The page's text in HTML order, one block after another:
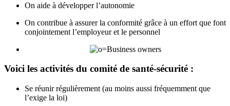
On aide à développer l’autonomie
On contribue à assurer la conformité grâce à un effort que font
conjointement l’employeur et le personnel
Voici les activités du comité de santé-sécurité :
Se réunir régulièrement (au moins aussi fréquemment que
l’exige la loi)